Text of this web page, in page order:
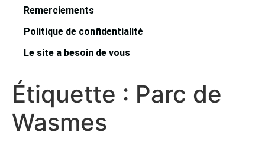
Remerciements
Politique de confidentialité
Le site a besoin de vous
Étiquette : Parc de
Wasmes